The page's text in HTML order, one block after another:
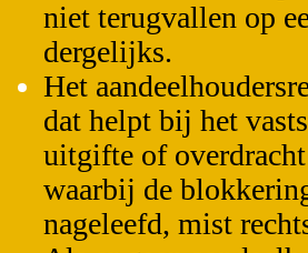
niet terugvallen op
dergelijks.
Het
dat helpt bij het
uitgifte of
waarbij de
nageleefd, mist